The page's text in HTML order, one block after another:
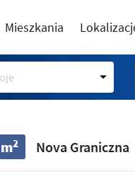
Mieszkania
2 Nova Graniczna